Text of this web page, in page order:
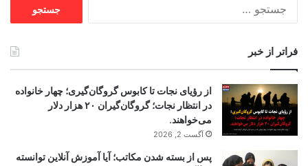
فراتر از خبر
از رؤیای نجات تا کابوس گروگان‌گیری؛ چهار خانواده
در انتظار نجات؛ گروگان‌گیران ۲۰ هزار دلار
می‌خواهند.
آگست 2, 2026
پس از بسته شدن مکاتب؛ آیا آموزش آنلاین توانسته